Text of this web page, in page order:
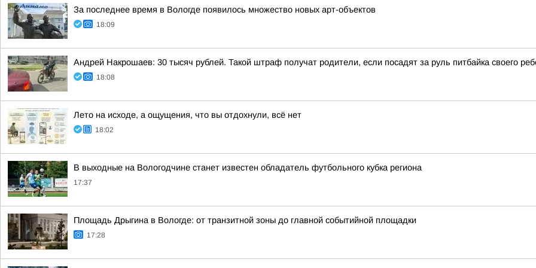
За последнее время в Вологде появилось множество новых арт-объектов
18:09
Андрей Накрошаев: 30 тысяч рублей. Такой штраф получат родители, если посадят за руль питбайка своего
18:08
Лето на исходе, а ощущения, что вы отдохнули, всё нет
18:02
В выходные на Вологодчине станет известен обладатель футбольного кубка региона
17:37
Площадь Дрыгина в Вологде: от транзитной зоны до главной событийной площадки
17:28